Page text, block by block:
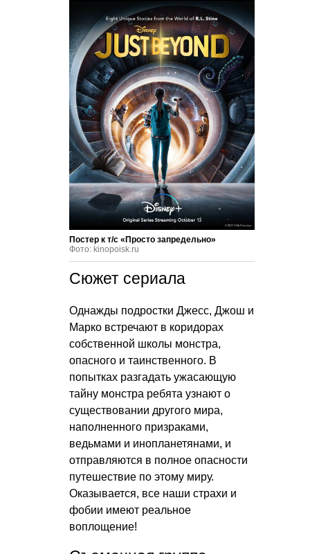
Постер к т/с «Просто запредельно»
Фото: kinopoisk.ru
Сюжет сериала
Однажды подростки Джесс, Джош и
Марко встречают в коридорах
собственной школы монстра,
опасного и таинственного. В
попытках разгадать ужасающую
тайну монстра ребята узнают о
существовании другого мира,
наполненного призраками,
ведьмами и инопланетянами, и
отправляются в полное опасности
путешествие по этому миру.
Оказывается, все наши страхи и
фобии имеют реальное
воплощение!